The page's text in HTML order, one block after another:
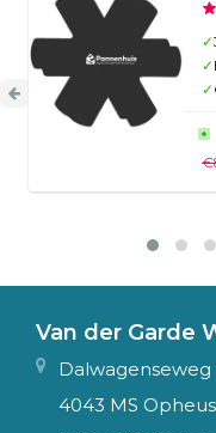
✓
✓
✓
Van der Garde
Dalwagenseweg
4043 MS